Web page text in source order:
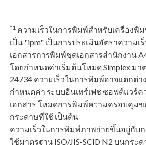
*1 ความเร็วในการพิมพ์สำหรับเครื่องพิ
เป็น "ipm" เป็นการประเมินอัตราความเ
เอกสารการพิมพ์ชุดเอกสารสำนักงาน
โดยกำหนดค่าเริ่มต้นโหมด Simplex มา
24734 ความเร็วในการพิมพ์อาจแตกต่
กำหนดค่า ระบบอินเทร์เฟช ซอฟต์แวร์
เอกสาร โหมดการพิมพ์ความครอบคุมข
กระดาษที่ใช้ เป็นต้น
ความเร็วในการพิมพ์ภาพถ่ายขึ้นอยู่กับก
ใช้มาตรฐาน ISO/JIS-SCID N2 บนกระ